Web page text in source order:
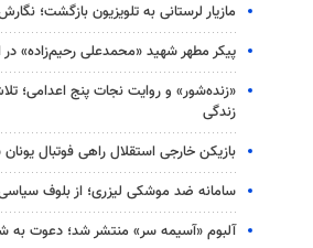
مازیار لرستانی به تلویزیون بازگشت؛
پیکر مطهر شهید «محمدعلی رحیم‌زاده»
«زنده‌شور» و روایت نجات پنج
زندگی
بازیکن خارجی استقلال راهی فوتبال
سامانه ضد موشکی لیزری؛ از بلوف
آلبوم «آسیمه سر» منتشر شد؛ دعوت به